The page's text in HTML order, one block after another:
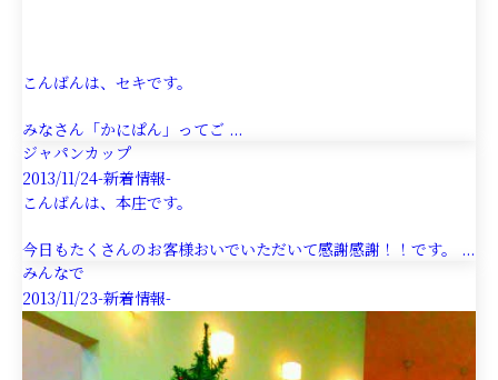
こんばんは、セキです。
みなさん「かにぱん」ってご ...
ジャパンカップ
2013/11/24-新着情報-
こんばんは、本庄です。
今日もたくさんのお客様おいでいただいて感謝感謝！！です。 ...
みんなで
2013/11/23-新着情報-